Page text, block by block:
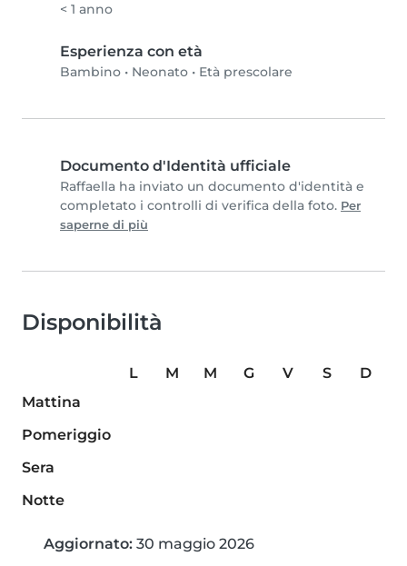
< 1 anno
Esperienza con età
Bambino • Neonato • Età prescolare
Documento d'Identità ufficiale
Raffaella ha inviato un documento d'identità e
completato i controlli di verifica della foto. Per
saperne di più
Disponibilità
L M M G V S
D
Mattina
Pomeriggio
Sera
Notte
Aggiornato: 30 maggio 2026